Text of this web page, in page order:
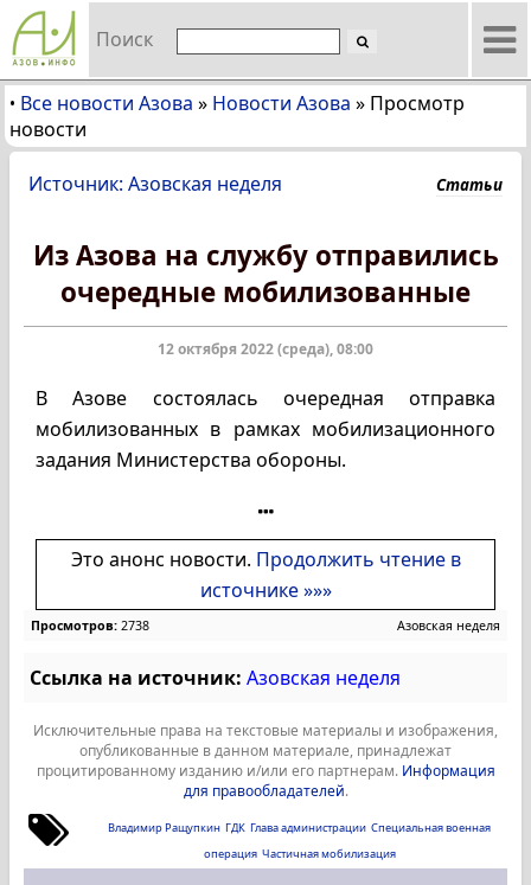
Поиск
• Все новости Азова » Новости Азова » Просмотр
новости
Источник: Азовская неделя Статьи
Из Азова на службу отправились
очередные мобилизованные
12 октября 2022 (среда), 08:00
В Азове состоялась очередная отправка
мобилизованных в рамках мобилизационного
задания Министерства обороны.
Это анонс новости. Продолжить чтение в
источнике »»»
Просмотров: 2738 Азовская неделя
Ссылка на источник: Азовская неделя
Исключительные права на текстовые материалы и изображения,
опубликованные в данном материале, принадлежат
процитированному изданию и/или его партнерам. Информация
для правообладателей.
Владимир Ращупкин ГДК Глава администрации Специальная военная
операция Частичная мобилизация